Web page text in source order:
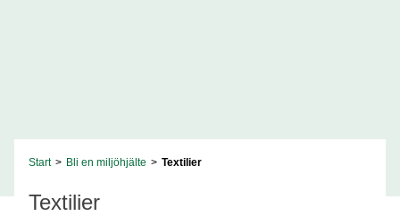
Start > Bli en miljöhjälte > Textilier
Textilier